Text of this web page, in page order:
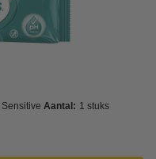
Sensitive Aantal: 1 stuks